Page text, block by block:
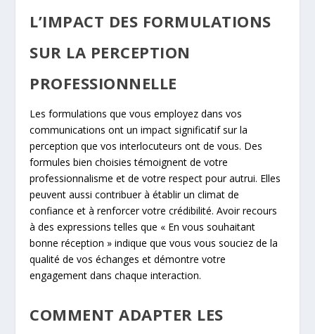
L’IMPACT DES FORMULATIONS
SUR LA PERCEPTION
PROFESSIONNELLE
Les formulations que vous employez dans vos
communications ont un impact significatif sur la
perception que vos interlocuteurs ont de vous. Des
formules bien choisies témoignent de votre
professionnalisme et de votre respect pour autrui. Elles
peuvent aussi contribuer à établir un climat de
confiance et à renforcer votre crédibilité. Avoir recours
à des expressions telles que « En vous souhaitant
bonne réception » indique que vous vous souciez de la
qualité de vos échanges et démontre votre
engagement dans chaque interaction.
COMMENT ADAPTER LES